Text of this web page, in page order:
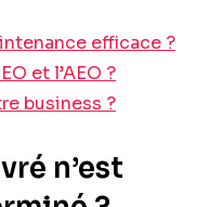
efficace ?
et l’AEO ?
business ?
n’est